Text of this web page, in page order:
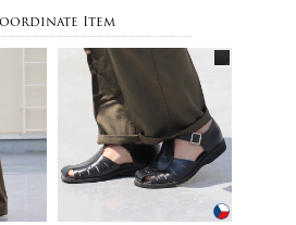
Item